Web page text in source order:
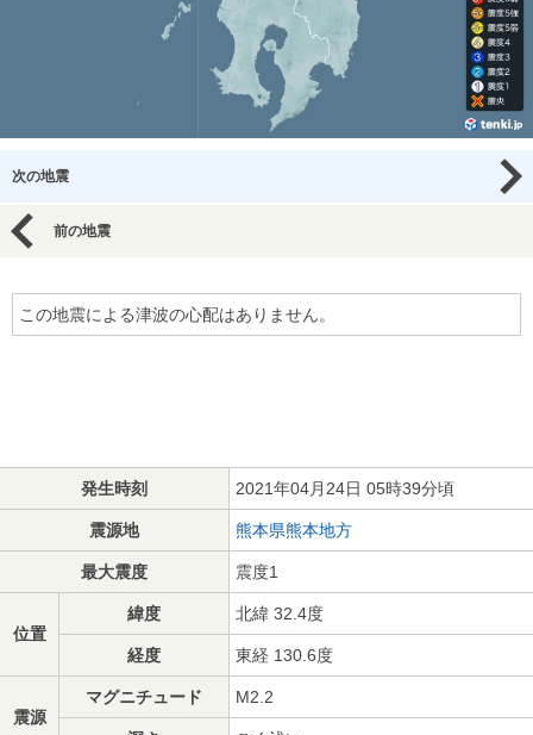
次の地震
前の地震
この地震による津波の心配はありません。
発生時刻 2021年04月24日 05時39分頃
震源地 熊本県熊本地方
最大震度 震度1
位置
緯度 北緯 32.4度
経度 東経 130.6度
震源
マグニチュード M2.2